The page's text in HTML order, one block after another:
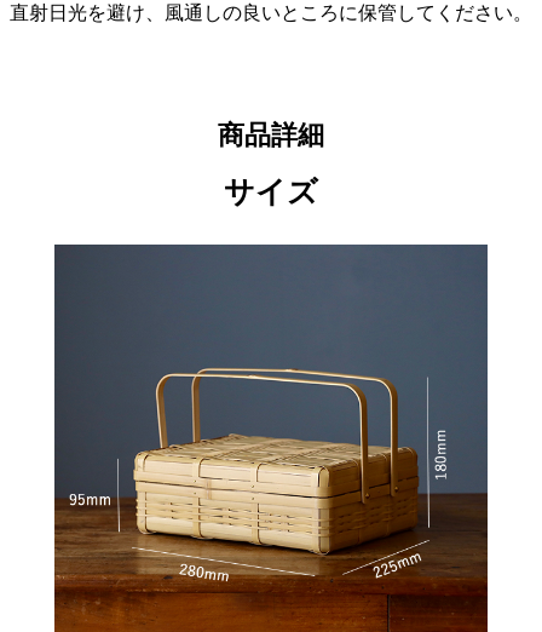
直射日光を避け、風通しの良いところに保管してください。
商品詳細
サイズ